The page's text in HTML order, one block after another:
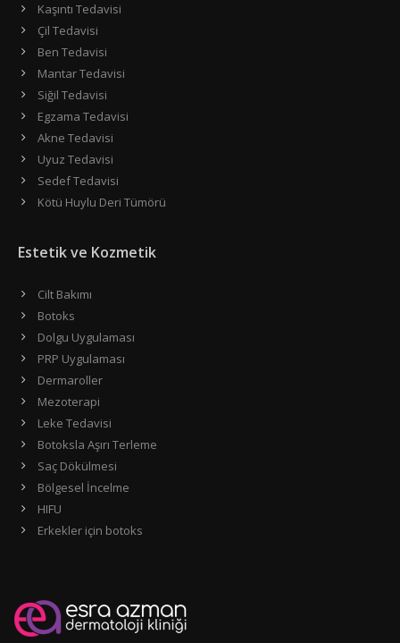
Kaşıntı Tedavisi
Çil Tedavisi
Ben Tedavisi
Mantar Tedavisi
Siğil Tedavisi
Egzama Tedavisi
Akne Tedavisi
Uyuz Tedavisi
Sedef Tedavisi
Kötü Huylu Deri Tümörü
Estetik ve Kozmetik
Cilt Bakımı
Botoks
Dolgu Uygulaması
PRP Uygulaması
Dermaroller
Mezoterapi
Leke Tedavisi
Botoksla Aşırı Terleme
Saç Dökülmesi
Bölgesel İncelme
HIFU
Erkekler için botoks